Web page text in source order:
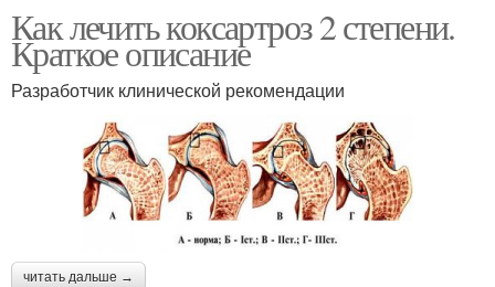
Как лечить коксартроз 2 степени.
Краткое описание
Разработчик клинической рекомендации
читать дальше →